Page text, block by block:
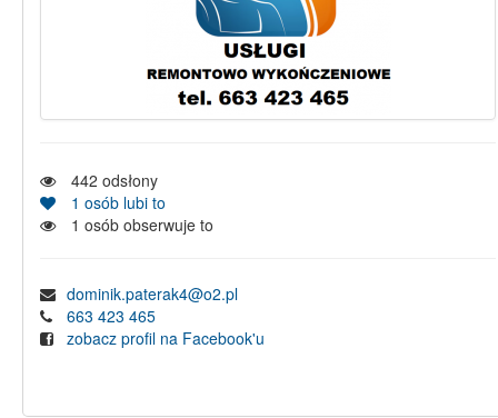
442 odsłony
1 osób lubi to
1 osób obserwuje to
dominik.paterak4@o2.pl
663 423 465
zobacz profil na Facebook'u